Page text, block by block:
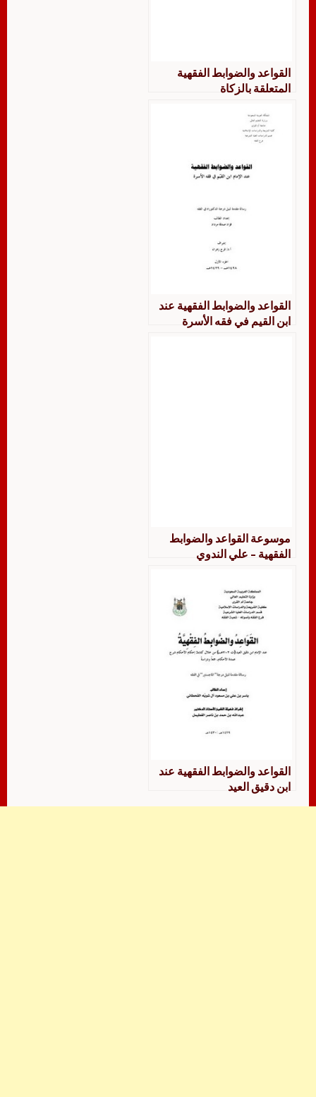
القواعد والضوابط الفقهية
المتعلقة بالزكاة
القواعد والضوابط الفقهية عند
ابن القيم في فقه الأسرة
موسوعة القواعد والضوابط
الفقهية – علي الندوي
القواعد والضوابط الفقهية عند
ابن دقيق العيد